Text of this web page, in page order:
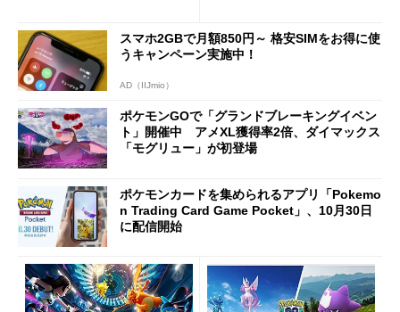
スマホ2GBで月額850円～ 格安SIMをお得に使
うキャンペーン実施中！
AD（IIJmio）
ポケモンGOで「グランドブレーキングイベン
ト」開催中 アメXL獲得率2倍、ダイマックス
「モグリュー」が初登場
ポケモンカードを集められるアプリ「Pokemo
n Trading Card Game Pocket」、10月30日
に配信開始